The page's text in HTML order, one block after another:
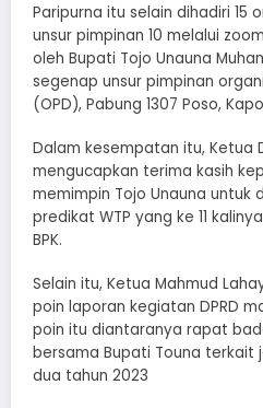
Paripurna itu selain dihadiri 15
unsur pimpinan 10 melalui
oleh Bupati Tojo Unauna
segenap unsur pimpinan
(OPD), Pabung 1307 Poso,
Dalam kesempatan itu, Ketua
mengucapkan terima kasih
memimpin Tojo Unauna
predikat WTP yang ke 11
BPK.
Selain itu, Ketua Mahmud
poin laporan kegiatan DPRD
poin itu diantaranya rapat
bersama Bupati Touna terkait
dua tahun 2023